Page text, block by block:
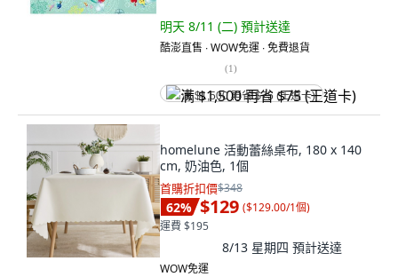
明天 8/11 (二) 預計送達
酷澎直售 ∙ WOW免運 ∙ 免費退貨
(1)
满 $1,500 再省 $75 (王道卡)
homelune 活動蕾絲桌布, 180 x 140
cm, 奶油色, 1個
首購折扣價$348
62% $129 ($129.00/1個)
運費 $195
8/13 星期四 預計送達
WOW免運